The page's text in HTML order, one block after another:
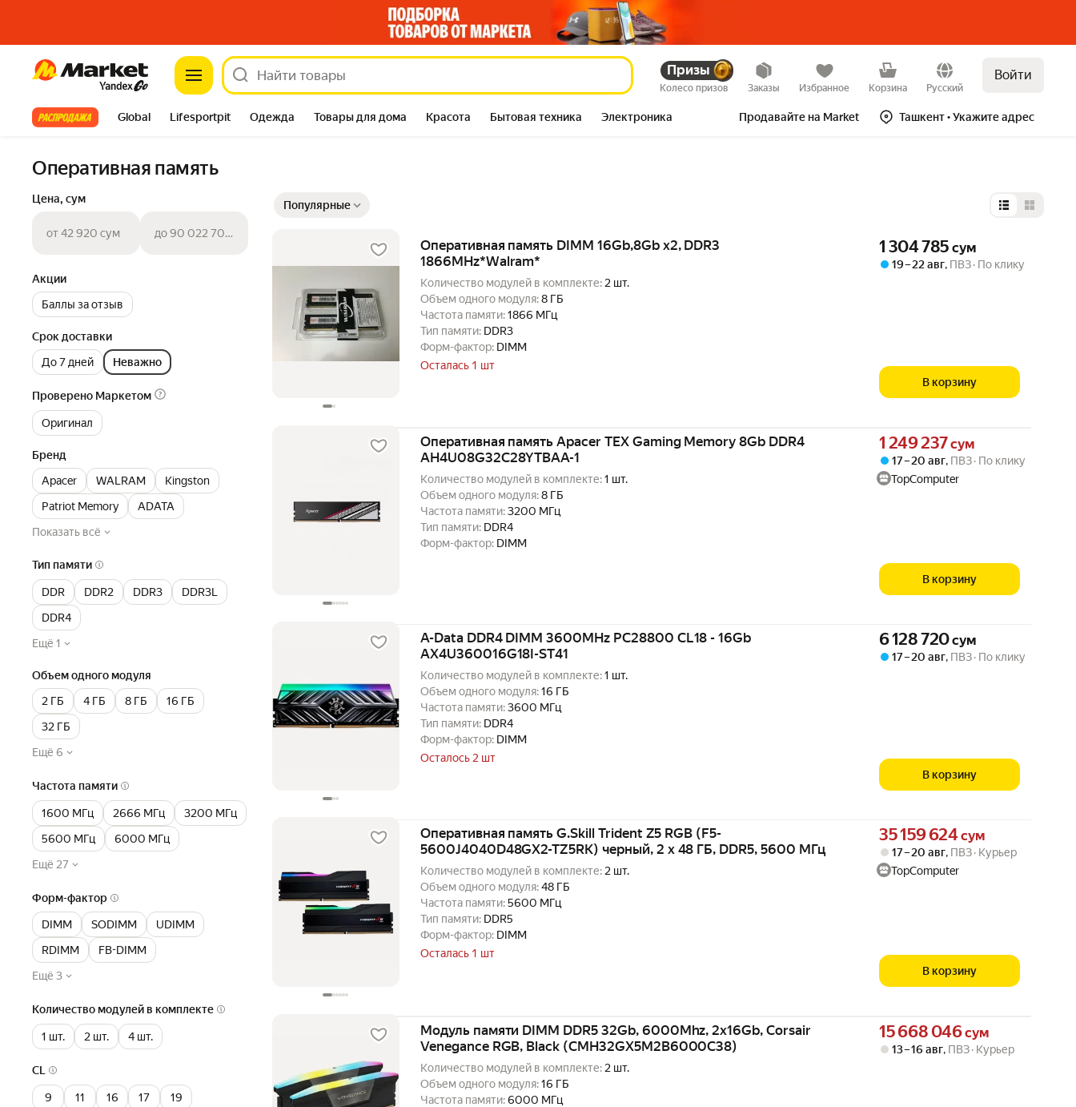
Market Призы
Колесо призов Заказы Избранное Корзина Русский
Войти
Все хиты Global Lifesportpit Одежда Товары для дома Красота Бытовая техника Электроника Продавайте на Market Ташкент• Укажите адрес
Оперативная память
Цена, сум
от 42 920 сум до 90 022 703 сум
Акции
Баллы за отзыв
Срок доставки
До 7 дней
Неважно
Проверено Маркетом
Оригинал
Бренд
Apacer
WALRAM
Kingston
Patriot Memory
ADATA
Показать всё
Тип памяти
DDR DDR2 DDR3
DDR3L
DDR4
Ещё 1
Объем одного модуля
2 ГБ
4 ГБ 8 ГБ
16 ГБ
32 ГБ
Ещё 6
Частота памяти
1600 МГц 2666 МГц
3200 МГц
5600 МГц
6000 МГц
Ещё 27
Форм-фактор
DIMM SODIMM
UDIMM
RDIMM
FB-DIMM
Ещё 3
Количество модулей в комплекте
1 шт. 2 шт. 4 шт.
CL
9 11 16 17
19
Популярные Выбор типа
Оперативная память DIMM 16Gb,8Gb x2, DDR3
1866MHz*Walram*
Количество модулей в комплекте: 2 шт.
Объем одного модуля:8 ГБ
Частота памяти:1866 МГц
Тип памяти: DDR3
Форм-фактор: DIMM
Осталась 1 шт
Цена 1304785 сум вместо
1 304 785 сум
19 – 22 авг, ПВЗ По клику
В корзину
Оперативная память Apacer TEX Gaming Memory 8Gb DDR4
AH4U08G32C28YTBAA-1
Количество модулей в комплекте:1 шт.
Объем одного модуля:8 ГБ
Частота памяти:3200 МГц
Тип памяти: DDR4
Форм-фактор: DIMM
Цена 1249237 сум вместо
1 249 237сум
17 – 20 авг, ПВЗ По клику
TopComputer
В корзину
A-Data DDR4 DIMM 3600MHz PC28800 CL18 - 16Gb
AX4U360016G18I-ST41
Количество модулей в комплекте:1 шт.
Объем одного модуля:16 ГБ
Частота памяти:3600 МГц
Тип памяти: DDR4
Форм-фактор: DIMM
Осталось 2 шт
Цена 6128720 сум вместо
6 128 720сум
17 – 20 авг, ПВЗ По клику
В корзину
Оперативная память G.Skill Trident Z5 RGB (F5-
5600J4040D48GX2-TZ5RK) черный, 2 х 48 ГБ, DDR5, 5600 МГц
Количество модулей в комплекте:2 шт.
Объем одного модуля:48 ГБ
Частота памяти:5600 МГц
Тип памяти: DDR5
Форм-фактор: DIMM
Осталась 1 шт
Цена 35159624 сум вместо
35 159 624 сум
17 – 20 авг, ПВЗ Курьер
TopComputer
В корзину
Модуль памяти DIMM DDR5 32Gb, 6000Mhz, 2x16Gb, Corsair
Venegance RGB, Black (CMH32GX5M2B6000C38)
Количество модулей в комплекте: 2 шт.
Объем одного модуля:16 ГБ
Частота памяти:6000 МГц
Цена 15668046 сум вместо
15 668 046сум
13 – 16 авг, ПВЗ Курьер